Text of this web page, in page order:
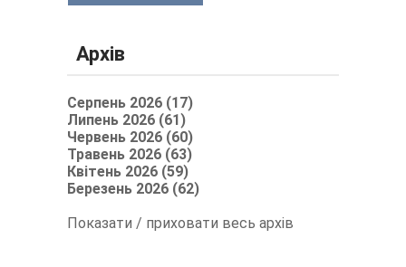
Архів
Серпень 2026 (17)
Липень 2026 (61)
Червень 2026 (60)
Травень 2026 (63)
Квітень 2026 (59)
Березень 2026 (62)
Показати / приховати весь архів